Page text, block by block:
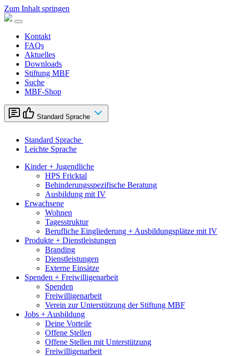
Zum Inhalt springen
Kontakt
FAQs
Aktuelles
Downloads
Stiftung MBF
Suche
MBF-Shop
Standard Sprache
Standard Sprache
Leichte Sprache
Kinder + Jugendliche
HPS Fricktal
Behinderungsspezifische Beratung
Ausbildung mit IV
Erwachsene
Wohnen
Tagesstruktur
Berufliche Eingliederung + Ausbildungsplätze mit IV
Produkte + Dienstleistungen
Branding
Dienstleistungen
Externe Einsätze
Spenden + Freiwilligenarbeit
Spenden
Freiwilligenarbeit
Verein zur Unterstützung der Stiftung MBF
Jobs + Ausbildung
Deine Vorteile
Offene Stellen
Offene Stellen mit Unterstützung
Freiwilligenarbeit